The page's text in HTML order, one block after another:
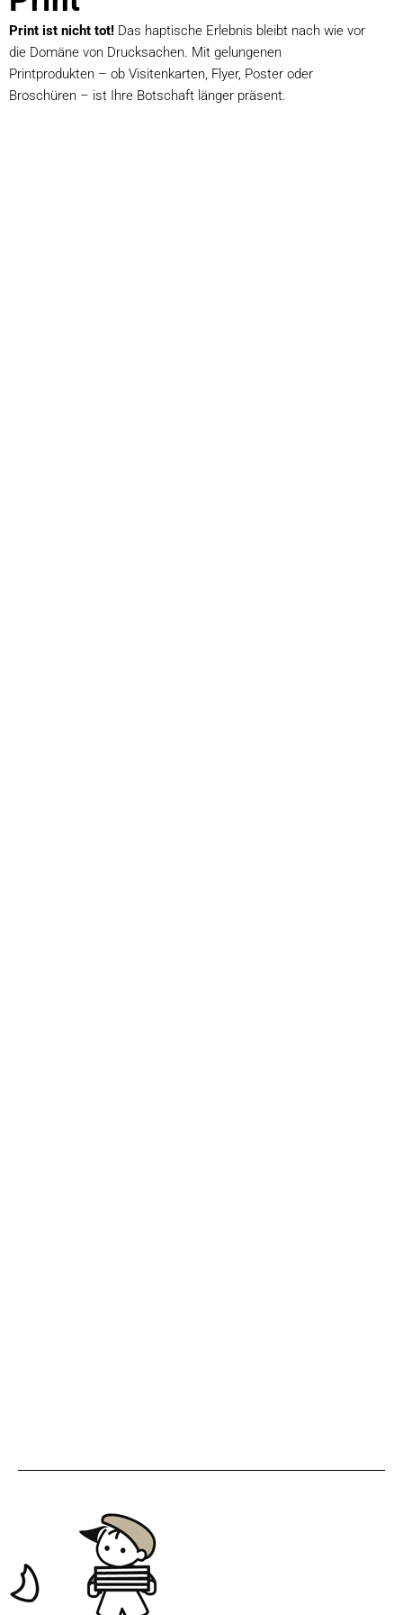
Print ist nicht tot! Das haptische Erlebnis bleibt nach wie vor
die Domäne von Drucksachen. Mit gelungenen
Printprodukten – ob Visitenkarten, Flyer, Poster oder
Broschüren – ist Ihre Botschaft länger präsent.